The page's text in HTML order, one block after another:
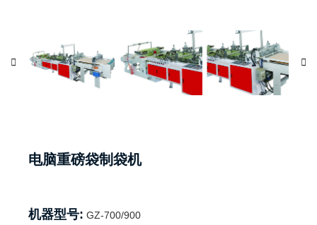
电脑重磅袋制袋机
机器型号: GZ-700/900